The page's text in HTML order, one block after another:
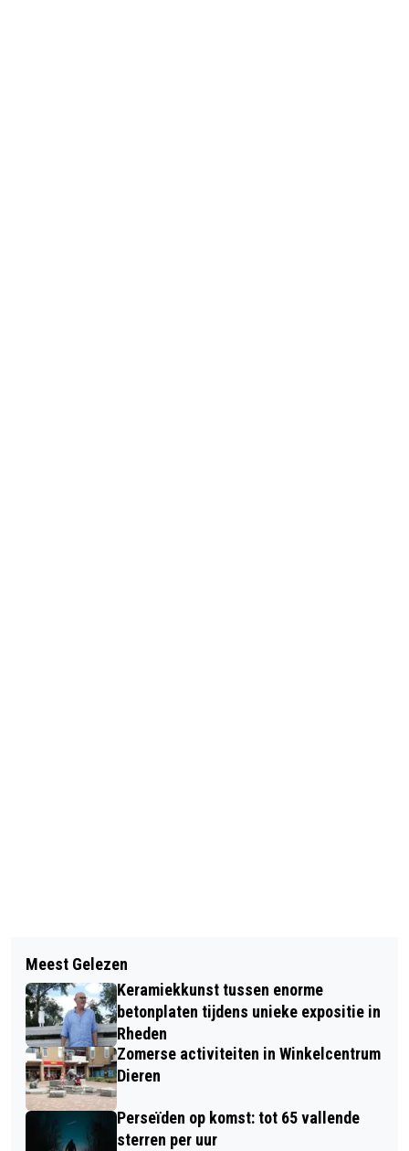
HIIPP BY JET IN DIEREN BESTAAT 10
JAAR EN DAT VIEREN ZE GRAAG
SAMEN MET U
DE HEER ROELFSMA ONTVING EEN
KONINKLIJKE ONDERSCHEIDING
Meest Gelezen
Keramiekkunst tussen enorme
betonplaten tijdens unieke expositie in
Rheden
Zomerse activiteiten in Winkelcentrum
Dieren
Perseïden op komst: tot 65 vallende
sterren per uur